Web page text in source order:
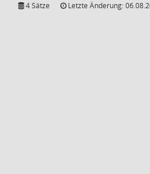
4 Sätze Letzte Änderung: